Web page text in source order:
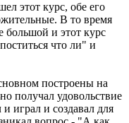
этот курс, обе его
В то время
и этот курс
что ли" и
построены на
получал удовольствие
играл и создавал для